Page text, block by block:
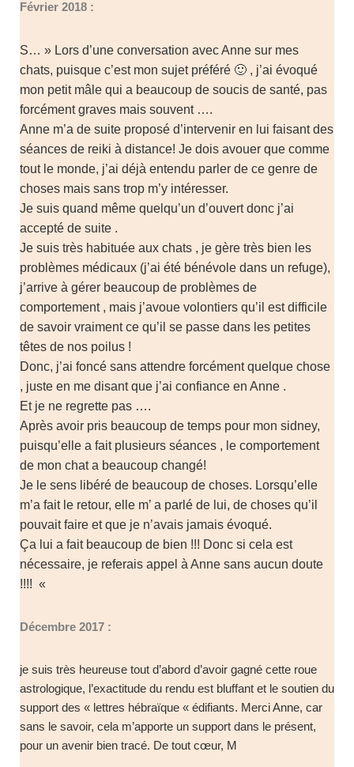
Février 2018 :
S… » Lors d’une conversation avec Anne sur mes
chats, puisque c’est mon sujet préféré 🙂 , j’ai évoqué
mon petit mâle qui a beaucoup de soucis de santé, pas
forcément graves mais souvent ….
Anne m’a de suite proposé d’intervenir en lui faisant des
séances de reiki à distance! Je dois avouer que comme
tout le monde, j’ai déjà entendu parler de ce genre de
choses mais sans trop m’y intéresser.
Je suis quand même quelqu’un d’ouvert donc j’ai
accepté de suite .
Je suis très habituée aux chats , je gère très bien les
problèmes médicaux (j’ai été bénévole dans un refuge),
j’arrive à gérer beaucoup de problèmes de
comportement , mais j’avoue volontiers qu’il est difficile
de savoir vraiment ce qu’il se passe dans les petites
têtes de nos poilus !
Donc, j’ai foncé sans attendre forcément quelque chose
, juste en me disant que j’ai confiance en Anne .
Et je ne regrette pas ….
Après avoir pris beaucoup de temps pour mon sidney,
puisqu’elle a fait plusieurs séances , le comportement
de mon chat a beaucoup changé!
Je le sens libéré de beaucoup de choses. Lorsqu’elle
m’a fait le retour, elle m’ a parlé de lui, de choses qu’il
pouvait faire et que je n’avais jamais évoqué.
Ça lui a fait beaucoup de bien !!! Donc si cela est
nécessaire, je referais appel à Anne sans aucun doute
!!!! «
Décembre 2017 :
je suis très heureuse tout d’abord d’avoir gagné cette roue
astrologique, l’exactitude du rendu est bluffant et le soutien du
support des « lettres hébraïque « édifiants. Merci Anne, car
sans le savoir, cela m’apporte un support dans le présent,
pour un avenir bien tracé. De tout cœur, M